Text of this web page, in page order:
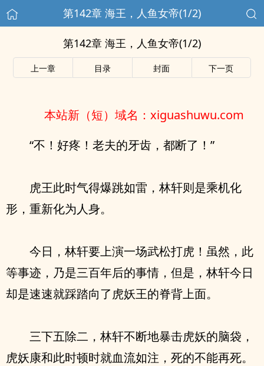
第142章 海王，人鱼女帝(1/2)
第142章 海王，人鱼女帝(1/2)
上一章 目录 封面 下一页
本站新（短）域名：xiguashuwu.com
“不！好疼！老夫的牙齿，都断了！”
虎王此时气得爆跳如雷，林轩则是乘机化
形，重新化为人身。
今日，林轩要上演一场武松打虎！虽然，此
等事迹，乃是三百年后的事情，但是，林轩今日
却是速速就踩踏向了虎妖王的脊背上面。
三下五除二，林轩不断地暴击虎妖的脑袋，
虎妖康和此时顿时就血流如注，死的不能再死。